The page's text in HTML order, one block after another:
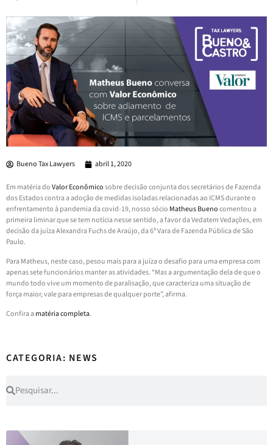
Bueno Tax Lawyers abril 1, 2020
Em matéria doValor Econômicosobre decisão conjunta dos secretários de Fazenda
dos Estados contra a adoção de medidas isoladas relacionadas ao ICMS durante o
enfrentamento à pandemia da covid-19, nosso sócio Matheus Buenocomentou a
primeira liminar que se tem notícia nesse sentido, a favor da Vedatem Vedações, em
decisão da juíza Alexandra Fuchs de Araújo, da 6ª Vara de Fazenda Pública de São
Paulo.
Para Matheus, neste caso, pesou mais para a juíza o desafio para uma empresa com
apenas sete funcionários manter as atividades. “Mas a argumentação dela de que o
mundo todo vive um momento de paralisação, que caracteriza uma situação de
força maior, vale para empresas de qualquer porte”, afirma.
Confira amatéria completa.
CATEGORIA: NEWS